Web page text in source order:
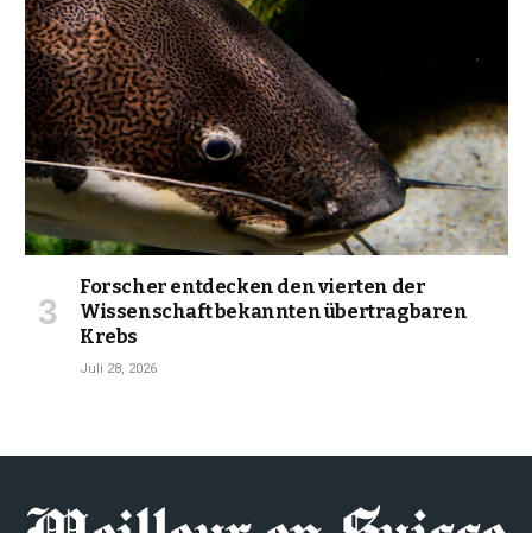
Forscher entdecken den vierten der
Wissenschaft bekannten übertragbaren
Krebs
Juli 28, 2026